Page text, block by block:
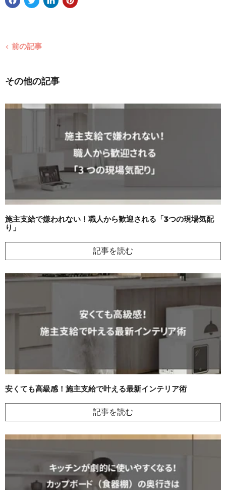
前の記事
その他の記事
施主支給で嫌われない！職人から歓迎される「3つの現場気配
り」
記事を読む
安くても高級感！施主支給で叶える最新インテリア術
記事を読む